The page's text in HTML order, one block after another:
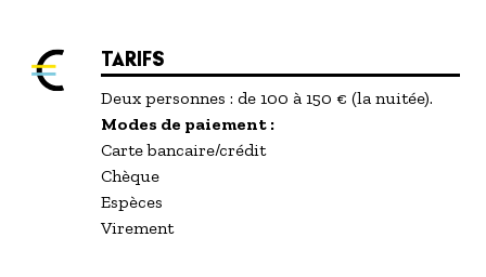
TARIFS
Deux personnes : de 100 à 150 € (la nuitée).
Modes de paiement :
Carte bancaire/crédit
Chèque
Espèces
Virement